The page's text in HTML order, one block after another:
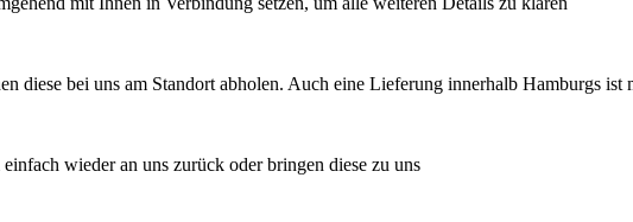
diese bei uns am Standort abholen. Auch eine Lieferung innerhalb Hamburgs ist
wieder an uns zurück oder bringen diese zu uns